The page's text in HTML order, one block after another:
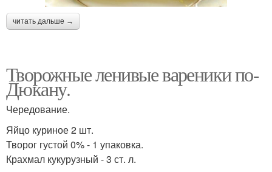
читать дальше →
Творожные ленивые вареники по-
Дюкану.
Чередование.
Яйцо куриное 2 шт.
Творог густой 0% - 1 упаковка.
Крахмал кукурузный - 3 ст. л.